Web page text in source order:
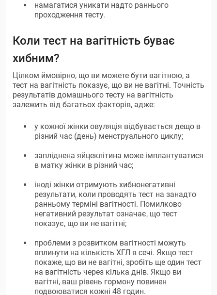
намагатися уникати надто раннього
проходження тесту.
Коли тест на вагітність буває
хибним?
Цілком ймовірно, що ви можете бути вагітною, а
тест на вагітність показує, що ви не вагітні. Точність
результатів домашнього тесту на вагітність
залежить від багатьох факторів, адже:
у кожної жінки овуляція відбувається дещо в
різний час (день) менструального циклу;
запліднена яйцеклітина може імплантуватися
в матку жінки в різний час;
іноді жінки отримують хибнонегативні
результати, коли проводять тест на занадто
ранньому терміні вагітності. Помилково
негативний результат означає, що тест
показує, що ви не вагітні;
проблеми з розвитком вагітності можуть
вплинути на кількість ХГЛ в сечі. Якщо тест
покаже, що ви не вагітні, зробіть ще один тест
на вагітність через кілька днів. Якщо ви
вагітні, ваш рівень гормону повинен
подвоюватися кожні 48 годин.